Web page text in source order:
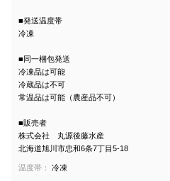
■発送温度帯
冷凍
■同一梱包発送
冷凍品は可能
冷蔵品は不可
常温品は可能（農産品不可）
■販売者
株式会社 丸源後藤水産
北海道旭川市忠和6条7丁目5-18
温度帯： 冷凍